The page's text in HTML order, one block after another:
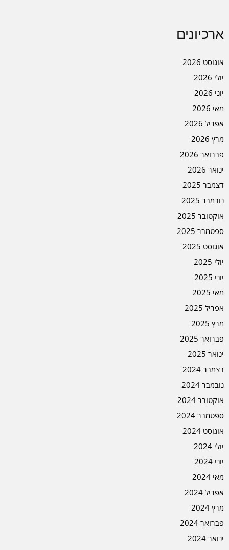
ארכיונים
אוגוסט 2026
יולי 2026
יוני 2026
מאי 2026
אפריל 2026
מרץ 2026
פברואר 2026
ינואר 2026
דצמבר 2025
נובמבר 2025
אוקטובר 2025
ספטמבר 2025
אוגוסט 2025
יולי 2025
יוני 2025
מאי 2025
אפריל 2025
מרץ 2025
פברואר 2025
ינואר 2025
דצמבר 2024
נובמבר 2024
אוקטובר 2024
ספטמבר 2024
אוגוסט 2024
יולי 2024
יוני 2024
מאי 2024
אפריל 2024
מרץ 2024
פברואר 2024
ינואר 2024